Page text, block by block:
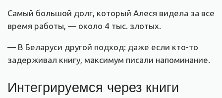
Самый большой долг, который Алеся видела за все
время работы, — около 4 тыс. злотых.
— В Беларуси другой подход: даже если кто-то
задерживал книгу, максимум писали напоминание.
Интегрируемся через книги